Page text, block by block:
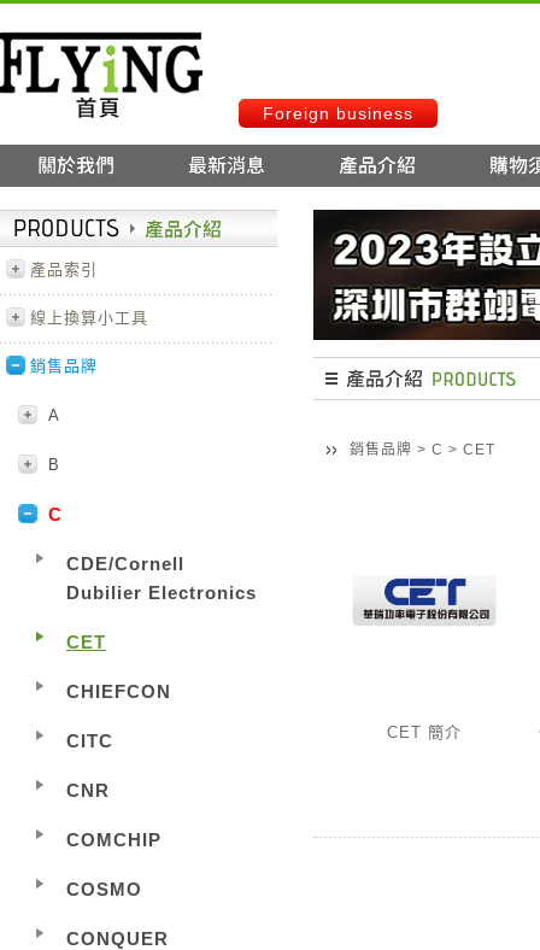
Foreign business
產品索引
線上換算小工具
銷售品牌
A
B
C
CDE/Cornell
Dubilier Electronics
CET
CHIEFCON
CITC
CNR
COMCHIP
COSMO
CONQUER
銷售品牌 > C > CET
CET 簡介